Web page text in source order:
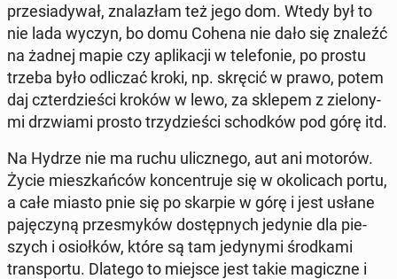
prze­sia­dy­wał, zna­la­złam też jego dom. Wtedy był to
nie lada wyczyn, bo domu Cohena nie dało się znaleźć
na żadnej mapie czy apli­ka­cji w te­le­fo­nie, po prostu
trzeba było od­li­czać kroki, np. skręcić w prawo, potem
daj czter­dzie­ści kroków w lewo, za sklepem z zie­lo­ny­
mi drzwia­mi prosto trzy­dzie­ści schod­ków pod górę itd.
Na Hydrze nie ma ruchu ulicz­ne­go, aut ani motorów.
Życie miesz­kań­ców kon­cen­tru­je się w oko­li­cach portu,
a całe miasto pnie się po skarpie w górę i jest usłane
pa­ję­czy­ną prze­smy­ków do­stęp­nych jedynie dla pie­
szych i osioł­ków, które są tam je­dy­ny­mi środ­ka­mi
trans­por­tu. Dlatego to miejsce jest takie ma­gicz­ne i